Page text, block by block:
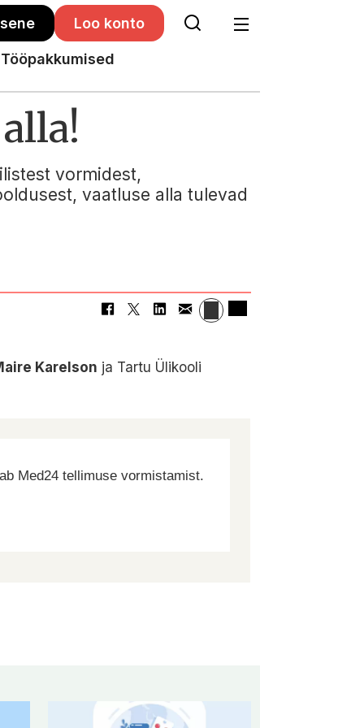
Loo konto
Tööpakkumised
vormidest,
vaatluse alla tulevad
Karelson ja Tartu Ülikooli
Med24 tellimuse vormistamist.